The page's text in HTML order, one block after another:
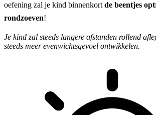
oefening zal je kind binnenkort de beentjes
rondzoeven!
Je kind zal steeds langere afstanden rollend
steeds meer evenwichtsgevoel ontwikkelen.